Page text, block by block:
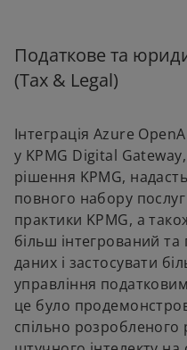
Податкове та
(Tax & Legal)
Інтеграція Azure
у KPMG Digital
рішення KPMG,
повного набору
практики KPMG, а
більш інтегрований
даних і застосувати
управління
це було
спільно